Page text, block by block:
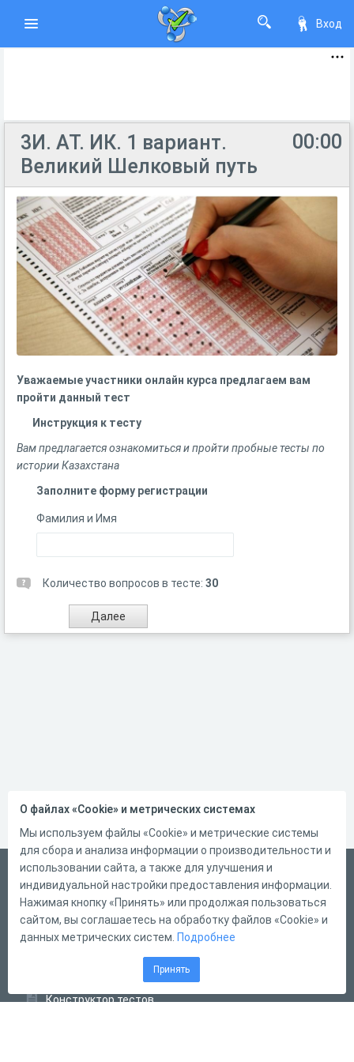
Вход
00:00
3И. АТ. ИК. 1 вариант.
Великий Шелковый путь
Уважаемые участники онлайн курса предлагаем вам
пройти данный тест
Инструкция к тесту
Вам предлагается ознакомиться и пройти пробные тесты по
истории Казахстана
Заполните форму регистрации
Фамилия и Имя
Количество вопросов в тесте: 30
Русский
Справка
Форма обратной связи
Конструктор тестов
О файлах «Cookie» и метрических системах
Мы используем файлы «Cookie» и метрические системы
для сбора и анализа информации о производительности и
использовании сайта, а также для улучшения и
индивидуальной настройки предоставления информации.
Нажимая кнопку «Принять» или продолжая пользоваться
сайтом, вы соглашаетесь на обработку файлов «Cookie» и
данных метрических систем. Подробнее
Принять